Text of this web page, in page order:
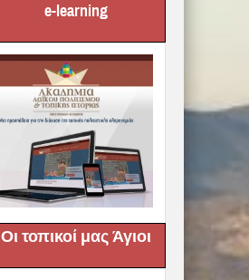
e-learning
Οι τοπικοί μας Άγιοι